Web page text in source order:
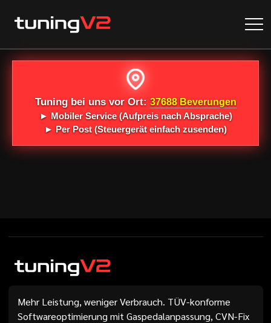
Tuning bei uns vor Ort: 37688 Beverungen
► Mobiler Service(Aufpreis nach Absprache)
►Per Post(Steuergerät einfach zusenden)
Mehr Leistung, weniger Verbrauch. TÜV-konforme
Softwareoptimierung mit Gaspedalanpassung, CVN-Fix